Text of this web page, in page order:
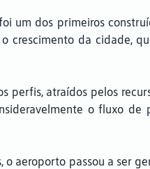
um dos primeiros
crescimento da cidade,
perfis, atraídos pelos
o fluxo
o aeroporto passou a ser